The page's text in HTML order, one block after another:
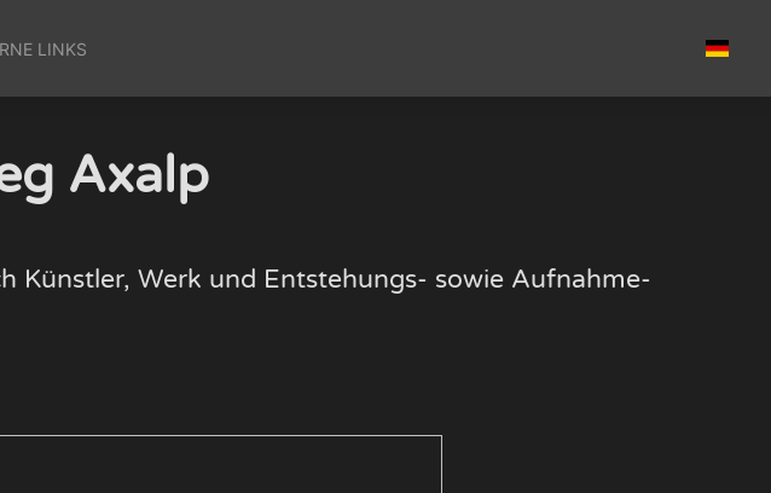
LINKS
Axalp
Künstler, Werk und Entstehungs- sowie Aufnahme-